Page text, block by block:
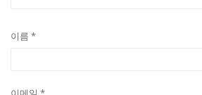
이름 *